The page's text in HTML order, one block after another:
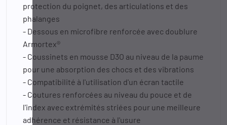
protection du poignet, des articulations et des
phalanges
- Dessous en microfibre renforcée avec doublure
Armortex®
- Coussinets en mousse D3O au niveau de la paume
pour une absorption des chocs et des vibrations
- Compatibilité à l'utilisation d'un écran tactile
- Coutures renforcées au niveau du pouce et de
l'index avec extrémités striées pour une meilleure
adhérence et résistance à l'usure